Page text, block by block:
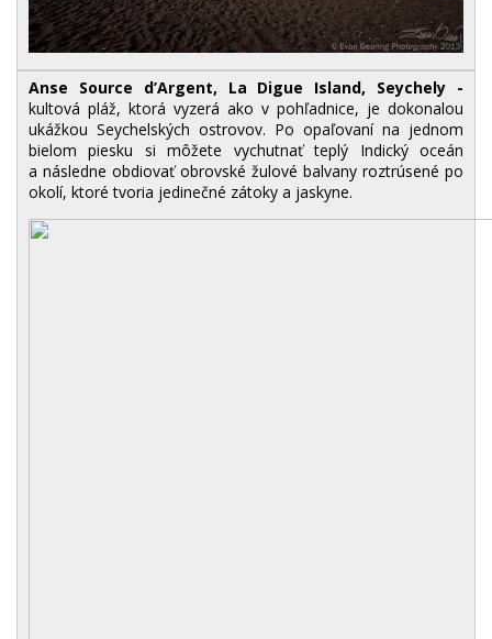
Anse Source d’Argent, La Digue Island, Seychely -
kultová pláž, ktorá vyzerá ako v pohľadnice, je dokonalou
ukážkou Seychelských ostrovov. Po opaľovaní na jednom
bielom piesku si môžete vychutnať teplý Indický oceán
a následne obdiovať obrovské žulové balvany roztrúsené po
okolí, ktoré tvoria jedinečné zátoky a jaskyne.